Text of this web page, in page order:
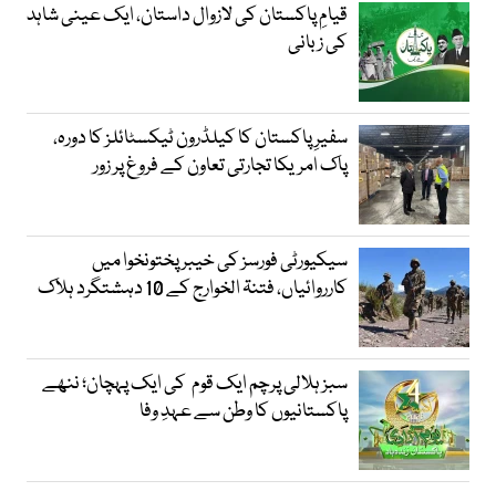
قیامِ پاکستان کی لازوال داستان، ایک عینی شاہد
کی زبانی
سفیرِ پاکستان کا کیلڈرون ٹیکسٹائلز کا دورہ،
پاک امریکا تجارتی تعاون کے فروغ پر زور
سیکیورٹی فورسز کی خیبر پختونخوا میں
کارروائیاں، فتنۃ الخوارج کے 10 دہشتگرد ہلاک
سبز ہلالی پرچم ایک قوم کی ایک پہچان؛ ننھے
پاکستانیوں کا وطن سے عہدِ وفا